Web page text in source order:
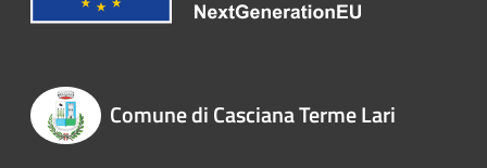
Comune di Casciana Terme Lari